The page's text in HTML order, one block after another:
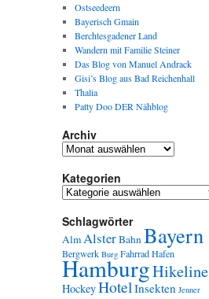
Ostseedeern
Bayerisch Gmain
Berchtesgadener Land
Wandern mit Familie Steiner
Das Blog von Manuel Andrack
Gisi’s Blog aus Bad Reichenhall
Thalia
Patty Doo DER Nähblog
Archiv
Kategorien
Schlagwörter
AlmAlsterBahnBayern
Bergwerk Burg FahrradHafen
HamburgHikeline
HockeyHotelInsekten Jenner